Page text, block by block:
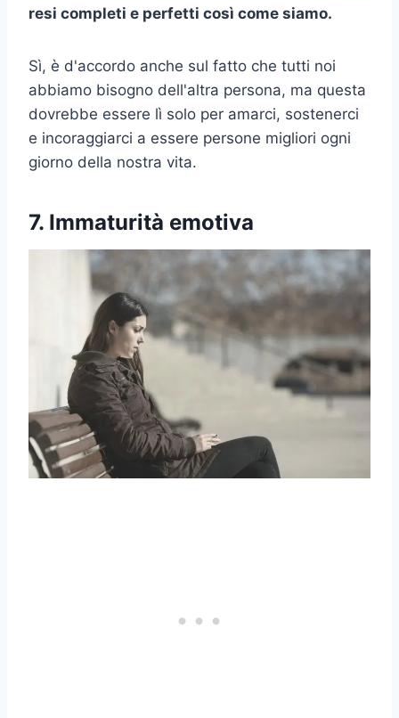
resi completi e perfetti così come siamo.
Sì, è d'accordo anche sul fatto che tutti noi
abbiamo bisogno dell'altra persona, ma questa
dovrebbe essere lì solo per amarci, sostenerci
e incoraggiarci a essere persone migliori ogni
giorno della nostra vita.
7. Immaturità emotiva